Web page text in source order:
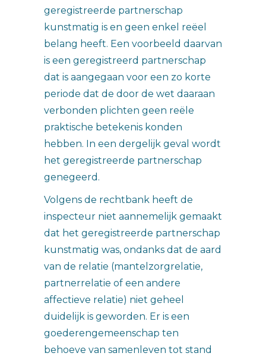
geregistreerde partnerschap
kunstmatig is en geen enkel reëel
belang heeft. Een voorbeeld daarvan
is een geregistreerd partnerschap
dat is aangegaan voor een zo korte
periode dat de door de wet daaraan
verbonden plichten geen reële
praktische betekenis konden
hebben. In een dergelijk geval wordt
het geregistreerde partnerschap
genegeerd.
Volgens de rechtbank heeft de
inspecteur niet aannemelijk gemaakt
dat het geregistreerde partnerschap
kunstmatig was, ondanks dat de aard
van de relatie (mantelzorgrelatie,
partnerrelatie of een andere
affectieve relatie) niet geheel
duidelijk is geworden. Er is een
goederengemeenschap ten
behoeve van samenleven tot stand